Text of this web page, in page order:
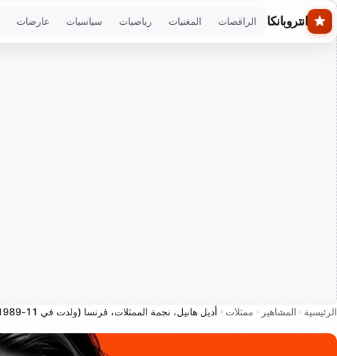
Skip to main content
انتروبانكا الراقصات المغنيات رياضيات سياسيات عارضات
الرئيسية المشاهير ممثلات أديل هانيل، نجمة الممثلات، فرنسا (ولدت في 11-Feb-1989)